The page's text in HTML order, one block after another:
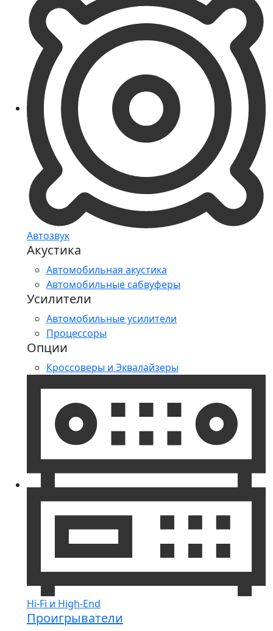
Автозвук
Акустика
Автомобильная акустика
Автомобильные сабвуферы
Усилители
Автомобильные усилители
Процессоры
Опции
Кроссоверы и Эквалайзеры
Hi-Fi и High-End
Проигрыватели